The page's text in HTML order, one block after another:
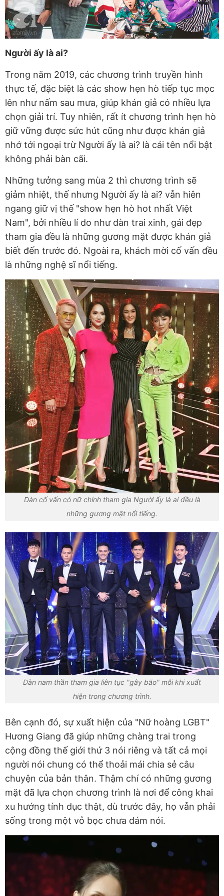
Người ấy là ai?
Trong năm 2019, các chương trình truyền hình
thực tế, đặc biệt là các show hẹn hò tiếp tục mọc
lên như nấm sau mưa, giúp khán giả có nhiều lựa
chọn giải trí. Tuy nhiên, rất ít chương trình hẹn hò
giữ vững được sức hút cũng như được khán giả
nhớ tới ngoại trừ Người ấy là ai? là cái tên nổi bật
không phải bàn cãi.
Những tưởng sang mùa 2 thì chương trình sẽ
giảm nhiệt, thế nhưng Người ấy là ai? vẫn hiên
ngang giữ vị thế "show hẹn hò hot nhất Việt
Nam", bởi nhiều lí do như dàn trai xinh, gái đẹp
tham gia đều là những gương mặt được khán giả
biết đến trước đó. Ngoài ra, khách mời cố vấn đều
là những nghệ sĩ nổi tiếng.
Dàn cố vấn có nữ chính tham gia Người ấy là ai đều là
những gương mặt nổi tiếng.
Dàn nam thần tham gia liên tục "gây bão" mỗi khi xuất
hiện trong chương trình.
Bên cạnh đó, sự xuất hiện của "Nữ hoàng LGBT"
Hương Giang đã giúp những chàng trai trong
cộng đồng thế giới thứ 3 nói riêng và tất cả mọi
người nói chung có thể thoải mái chia sẻ câu
chuyện của bản thân. Thậm chí có những gương
mặt đã lựa chọn chương trình là nơi để công khai
xu hướng tính dục thật, dù trước đây, họ vẫn phải
sống trong một vỏ bọc chưa dám nói.